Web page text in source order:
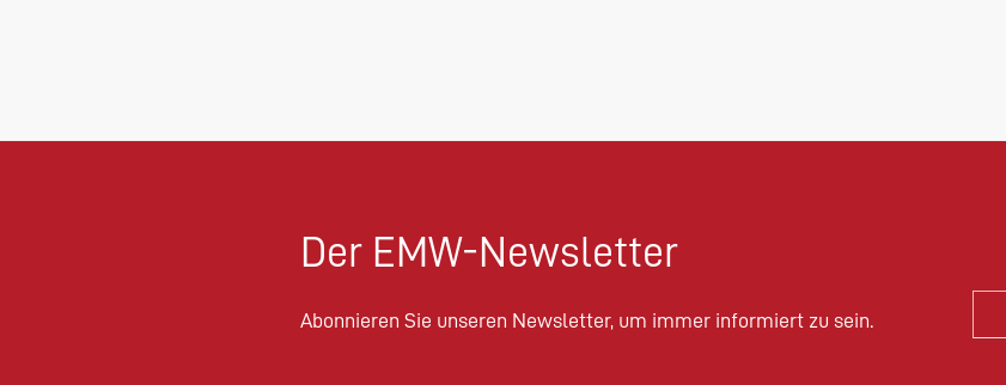
Der EMW-Newsletter
Abonnieren Sie unseren Newsletter, um immer informiert zu sein.